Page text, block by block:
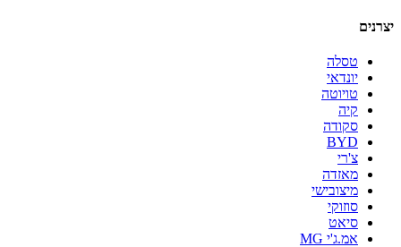
יצרנים
טסלה
יונדאי
טויוטה
קיה
סקודה
BYD
צ'רי
מאזדה
מיצובישי
סוזוקי
סיאט
אמ.ג'י MG